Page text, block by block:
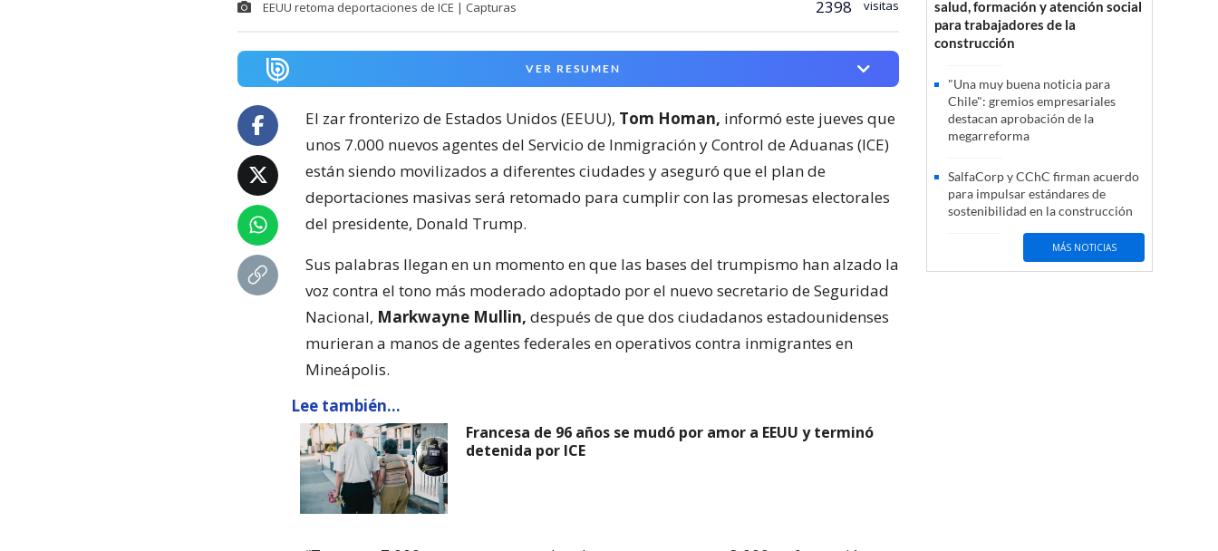
EEUU retoma deportaciones de ICE | Capturas 2398 visitas
VER RESUMEN
El zar fronterizo de Estados Unidos (EEUU), Tom Homan, informó este jueves que
unos 7.000 nuevos agentes del Servicio de Inmigración y Control de Aduanas (ICE)
están siendo movilizados a diferentes ciudades y aseguró que el plan de
deportaciones masivas será retomado para cumplir con las promesas electorales
del presidente, Donald Trump.
Sus palabras llegan en un momento en que las bases del trumpismo han alzado la
voz contra el tono más moderado adoptado por el nuevo secretario de Seguridad
Nacional, Markwayne Mullin, después de que dos ciudadanos estadounidenses
murieran a manos de agentes federales en operativos contra inmigrantes en
Mineápolis.
Lee también...
Francesa de 96 años se mudó por amor a EEUU y terminó
detenida por ICE
salud, formación y atención social
para trabajadores de la
construcción
"Una muy buena noticia para
Chile": gremios empresariales
destacan aprobación de la
megarreforma
SalfaCorp y CChC firman acuerdo
para impulsar estándares de
sostenibilidad en la construcción
MÁS NOTICIAS